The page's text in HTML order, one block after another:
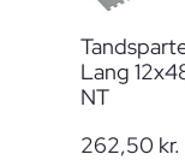
Lang
NT
262,50 kr.